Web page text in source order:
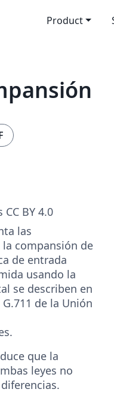
Product
BY 4.0
las
compansión de
de entrada
usando la
se describen en
de la Unión
que la
leyes no